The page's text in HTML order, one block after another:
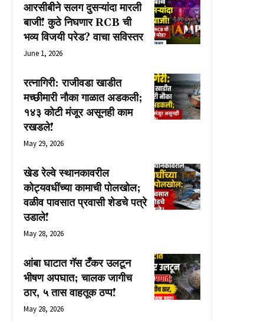
आरसीबीने सलग दुसऱ्यांदा मारली
बाजी! कुठे निघणार RCB ची
भव्य विजयी परेड? वाचा सविस्तर
June 1, 2026
रत्नागिरी: राजीवडा खाडीत
मच्छीमारी नौका गाळात अडकली;
१४३ कोटी मंजूर असूनही काम
रखडले!
May 29, 2026
खेड रेल्वे स्थानकावरील
कोट्यवधींच्या कामाची पोलखोल;
वळीव पावसात प्रवासी शेडचे पत्रे
उडाले!
May 28, 2026
आंबा घाटात गॅस टँकर उलटून
भीषण अपघात; चालक जागीच
ठार, ५ तास वाहतूक ठप्प!
May 28, 2026